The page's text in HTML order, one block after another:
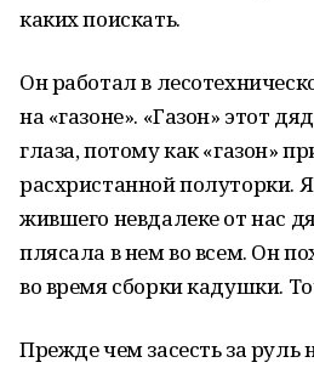
каких поискать.
Он работал в
на «газоне». «Газон» этот
глаза, потому как «газон»
расхристанной полуторки.
жившего невдалеке от нас
плясала в нем во всем. Он
во время сборки кадушки.
Прежде чем засесть за руль